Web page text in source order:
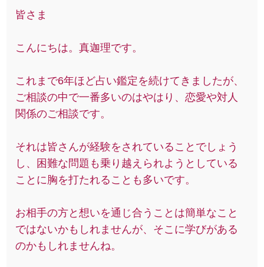
皆さま
こんにちは。真迦理です。
これまで6年ほど占い鑑定を続けてきましたが、
ご相談の中で一番多いのはやはり、恋愛や対人
関係のご相談です。
それは皆さんが経験をされていることでしょう
し、困難な問題も乗り越えられようとしている
ことに胸を打たれることも多いです。
お相手の方と想いを通じ合うことは簡単なこと
ではないかもしれませんが、そこに学びがある
のかもしれませんね。